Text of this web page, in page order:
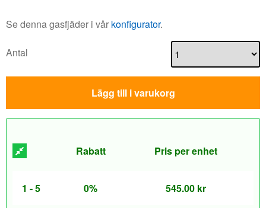
Se denna gasfjäder i vår konfigurator.
Antal
Lägg till i varukorg
Rabatt Pris per enhet
1 - 5 0% 545.00 kr